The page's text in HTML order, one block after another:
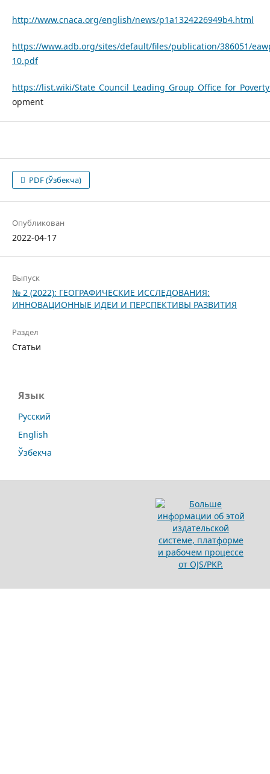
http://www.cnaca.org/english/news/p1a1324226949b4.html
https://www.adb.org/sites/default/files/publication/386051/
10.pdf
https://list.wiki/
opment
PDF (Ўзбекча)
Опубликован
2022-04-17
Выпуск
№ 2 (2022): ГЕОГРАФИЧЕСКИЕ ИССЛЕДОВАНИЯ:
ИННОВАЦИОННЫЕ ИДЕИ И ПЕРСПЕКТИВЫ РАЗВИТИЯ
Раздел
Статьи
Язык
Русский
English
Ўзбекча